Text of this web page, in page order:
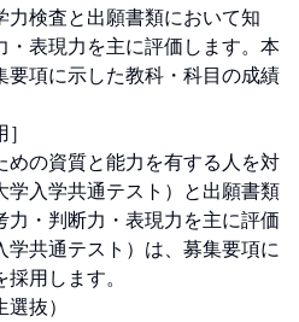
検査と出願書類において知
・表現力を主に評価します。本
要項に示した教科・科目の成績
めの資質と能力を有する人を対
学入学共通テスト）と出願書類
力・判断力・表現力を主に評価
学共通テスト）は、募集要項に
用します。
抜）